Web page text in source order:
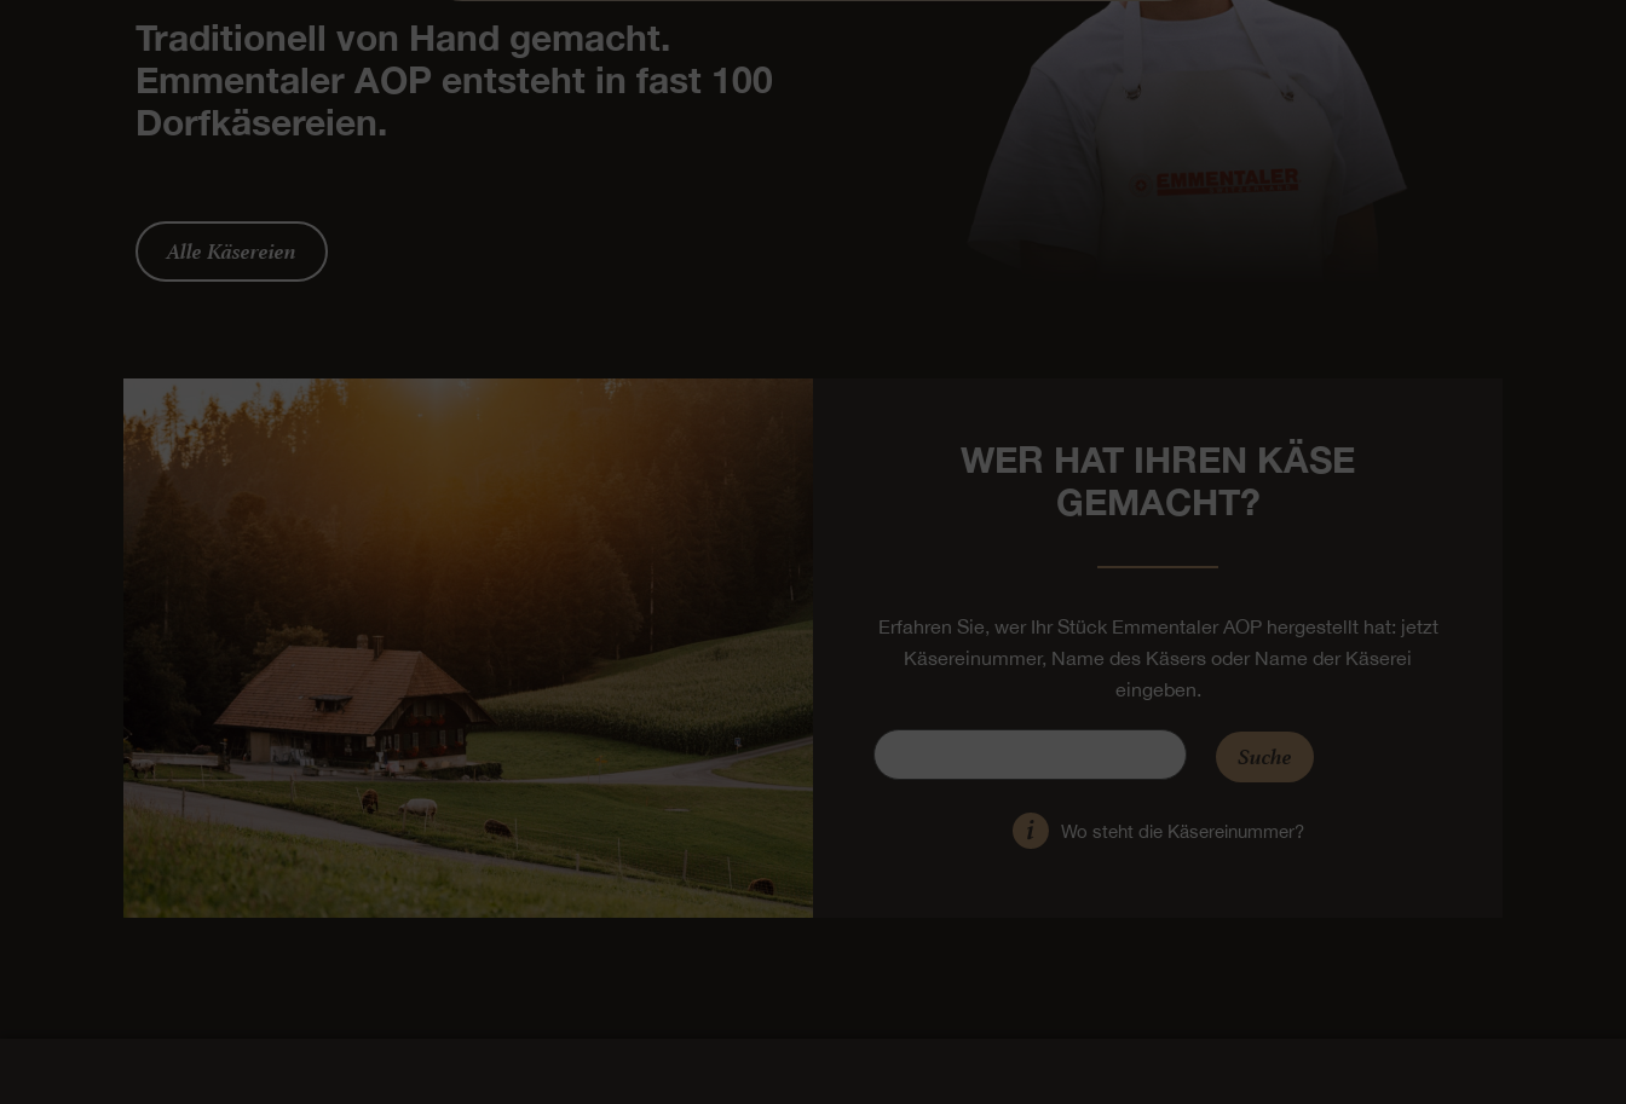
Traditionell von Hand gemacht.
Emmentaler AOP entsteht in fast 100
Dorfkäsereien.
Alle Käsereien
WER HAT IHREN KÄSE
GEMACHT?
Erfahren Sie, wer Ihr Stück Emmentaler AOP hergestellt hat: jetzt
Käsereinummer, Name des Käsers oder Name der Käserei
eingeben.
Suche
Wo steht die Käsereinummer?